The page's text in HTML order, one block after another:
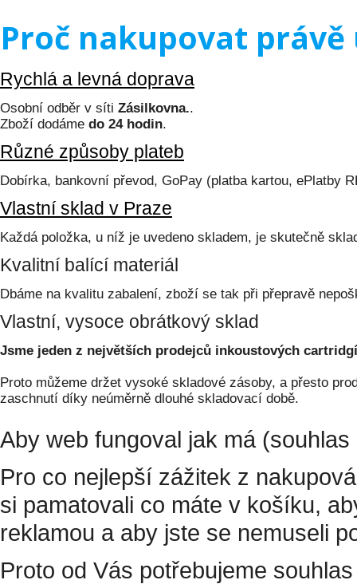
Proč nakupovat právě
Rychlá a levná doprava
Osobní odběr v síti Zásilkovna..
Zboží dodáme do 24 hodin.
Různé způsoby plateb
Dobírka, bankovní převod, GoPay (platba kartou, ePlatby
Vlastní sklad v Praze
Každá položka, u níž je uvedeno skladem, je skutečně
Kvalitní balící materiál
Dbáme na kvalitu zabalení, zboží se tak při přepravě
Vlastní, vysoce obrátkový sklad
Jsme jeden z největších prodejců inkoustových
Proto můžeme držet vysoké skladové zásoby, a přesto
zaschnutí díky neúměrně dlouhé skladovací době.
Aby web fungoval jak má
Pro co nejlepší zážitek z
si pamatovali co máte v košíku,
reklamou a aby jste se nemuseli
Proto od Vás potřebujeme